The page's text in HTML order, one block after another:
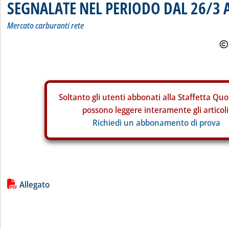
SEGNALATE NEL PERIODO DAL 26/
Mercato carburanti rete
Soltanto gli utenti abbonati alla Staffetta
possono leggere interamente gli
Richiedi un abbonamento di prova
Lista allegati PDF alla notizia
Allegato